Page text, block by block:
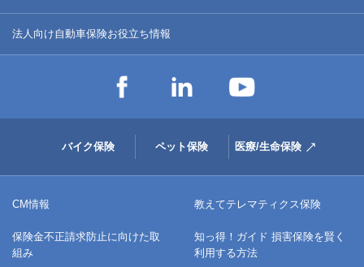
法人向け自動車保険お役立ち情報
バイク保険 ペット保険 医療/生命保険
CM情報 教えてテレマティクス保険
保険金不正請求防止に向けた取
組み
知っ得！ガイド 損害保険を賢く
利用する方法